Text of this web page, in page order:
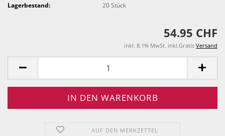
Lagerbestand:
20Stück
54.95 CHF
inkl. 8.1% MwSt. inkl.Gratis Versand
AUF DEN MERKZETTEL